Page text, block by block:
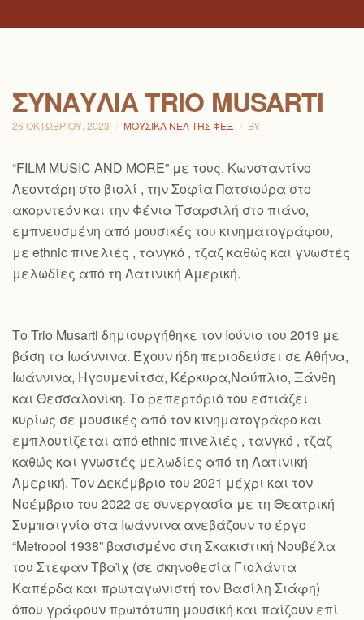
ΣΥΝΑΥΛΊΑ TRIO MUSARTI
26 ΟΚΤΩΒΡΊΟΥ, 2023 ΜΟΥΣΙΚΆ ΝΈΑ ΤΗΣ ΦΕΞ BY
“FILM MUSIC AND MORE” με τους, Κωνσταντίνο
Λεοντάρη στο βιολί , την Σοφία Πατσιούρα στο
ακορντεόν και την Φένια Τσαρσιλή στο πιάνο,
εμπνευσμένη από μουσικές του κινηματογράφου,
με ethnic πινελιές , τανγκό , τζαζ καθώς και γνωστές
μελωδίες από τη Λατινική Αμερική.
Το Trio Musarti δημιουργήθηκε τον Ιούνιο του 2019 με
βάση τα Ιωάννινα. Έχουν ήδη περιοδεύσει σε Αθήνα,
Ιωάννινα, Ηγουμενίτσα, Κέρκυρα,Ναύπλιο, Ξάνθη
και Θεσσαλονίκη. Το ρεπερτόριό του εστιάζει
κυρίως σε μουσικές από τον κινηματογράφο και
εμπλουτίζεται από ethnic πινελιές , τανγκό , τζαζ
καθώς και γνωστές μελωδίες από τη Λατινική
Αμερική. Τον Δεκέμβριο του 2021 μέχρι και τον
Νοέμβριο του 2022 σε συνεργασία με τη Θεατρική
Συμπαιγνία στα Ιωάννινα ανεβάζουν το έργο
“Metropol 1938” βασισμένο στη Σκακιστική Νουβέλα
του Στεφαν Τβαϊχ (σε σκηνοθεσία Γιολάντα
Καπέρδα και πρωταγωνιστή τον Βασίλη Σιάφη)
όπου γράφουν πρωτότυπη μουσική και παίζουν επί